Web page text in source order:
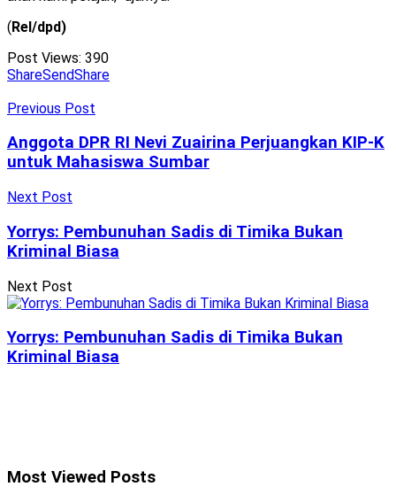
(Rel/dpd)
Post Views: 390
ShareSendShare
Previous Post
Anggota DPR RI Nevi Zuairina Perjuangkan KIP-K
untuk Mahasiswa Sumbar
Next Post
Yorrys: Pembunuhan Sadis di Timika Bukan
Kriminal Biasa
Next Post
Yorrys: Pembunuhan Sadis di Timika Bukan
Kriminal Biasa
Most Viewed Posts